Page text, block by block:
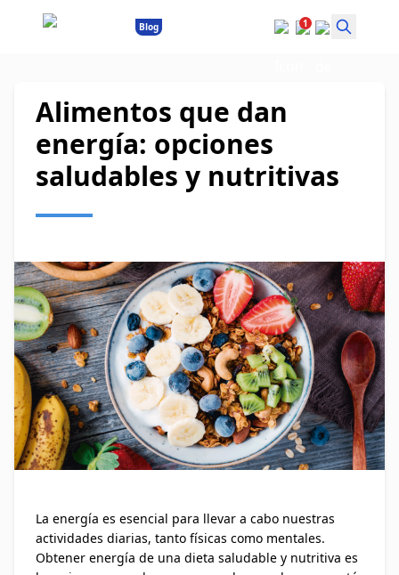
Blog 1
Alimentos que dan
energía: opciones
saludables y nutritivas
La energía es esencial para llevar a cabo nuestras
actividades diarias, tanto físicas como mentales.
Obtener energía de una dieta saludable y nutritiva es